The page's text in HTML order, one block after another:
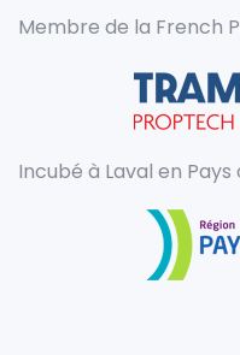
Membre de la French
Incubé à Laval en Pays